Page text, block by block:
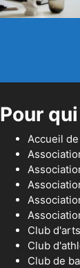
Pour qui
Accueil
Club
Club
Club de